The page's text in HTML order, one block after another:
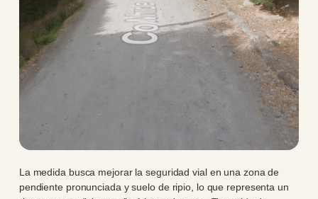
La medida busca mejorar la seguridad vial en una zona de
pendiente pronunciada y suelo de ripio, lo que representa un